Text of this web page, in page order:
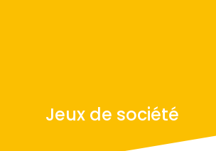
Jeux de société